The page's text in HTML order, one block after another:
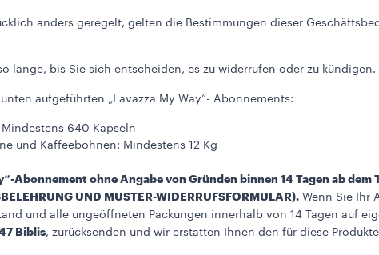
anders geregelt, gelten die Bestimmungen dieser
lange, bis Sie sich entscheiden, es zu widerrufen oder zu kündigen.
aufgeführten „Lavazza My Way“- Abonnements:
640 Kapseln
und Kaffeebohnen: Mindestens 12 Kg
Abonnement ohne Angabe von Gründen binnen 14 Tagen ab dem
UND MUSTER-WIDERRUFSFORMULAR).Wenn Sie Ihr
und alle ungeöffneten Packungen innerhalb von 14 Tagen auf
Biblis, zurücksenden und wir erstatten Ihnen den für diese